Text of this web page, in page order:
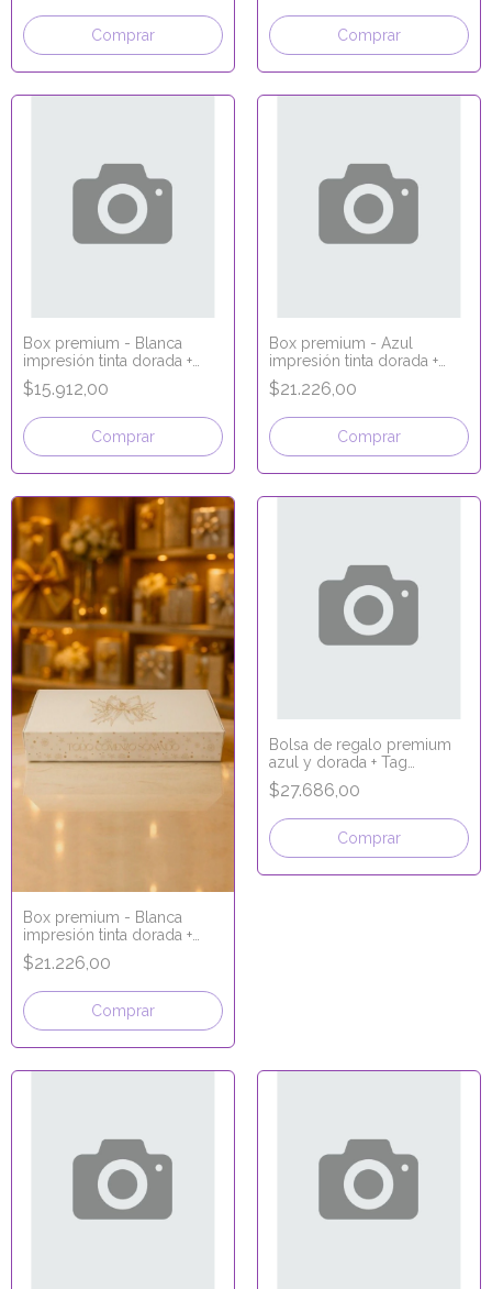
Comprar Comprar
Box premium - Blanca
impresión tinta dorada +
laminado 33x11x5
$15.912,00
Comprar
Box premium - Azul
impresión tinta dorada +
laminado 33x22x5
$21.226,00
Comprar
Box premium - Blanca
impresión tinta dorada +
laminado 33x22x5
$21.226,00
Comprar
Bolsa de regalo premium
azul y dorada + Tag
señalador 25x14x33 Verde
$27.686,00
Comprar